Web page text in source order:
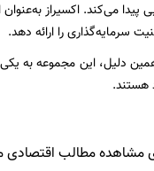
سرمایه‌گذاری را ارائه دهد.
دلیل، این مجموعه به یکی
هستند.
مشاهده مطالب اقتصادی